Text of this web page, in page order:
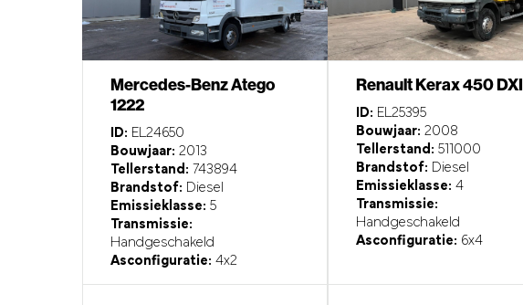
Mercedes-Benz Atego
1222
ID: EL24650
Bouwjaar: 2013
Tellerstand: 743894
Brandstof: Diesel
Emissieklasse: 5
Transmissie:
Handgeschakeld
Asconfiguratie: 4x2
Renault Kerax 450 DXI
ID: EL25395
Bouwjaar: 2008
Tellerstand: 511000
Brandstof: Diesel
Emissieklasse: 4
Transmissie:
Handgeschakeld
Asconfiguratie: 6x4